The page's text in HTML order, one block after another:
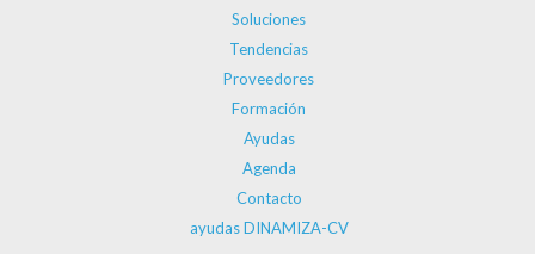
Soluciones
Tendencias
Proveedores
Formación
Ayudas
Agenda
Contacto
ayudas DINAMIZA-CV